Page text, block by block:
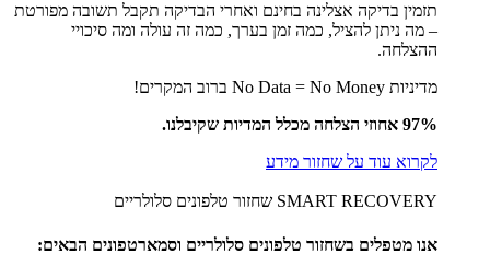
תזמין בדיקה אצלינה בחינם ואחרי הבדיקה תקבל תשובה מפורטת
– מה ניתן להציל, כמה זמן בערך, כמה זה עולה ומה סיכויי
ההצלחה.
מדיניות No Data = No Money ברוב המקרים!
97% אחוזי הצלחה מכלל המדיות שקיבלנו.
לקרוא עוד על שחזור מידע
SMART RECOVERY שחזור טלפונים סלולריים
אנו מטפלים בשחזור טלפונים סלולריים וסמארטפונים הבאים: